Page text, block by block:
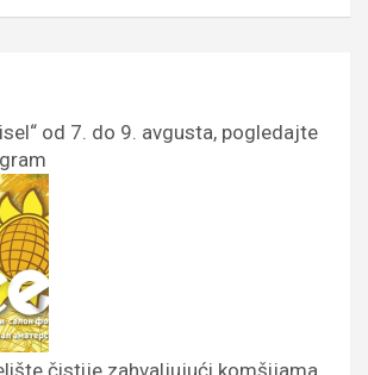
od 7. do 9. avgusta, pogledajte